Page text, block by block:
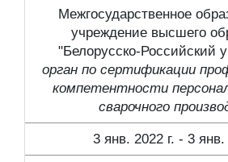
Межгосударственное
учреждение высшего
"Белорусско-Российский
орган по сертификации
компетентности
сварочного
3 янв. 2022 г. - 3 янв.